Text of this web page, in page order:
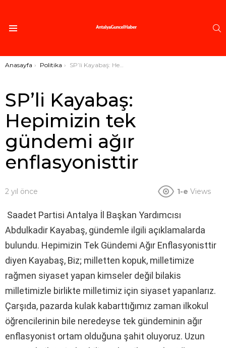
Buradasınız:
Anasayfa Politika SP’li Kayabaş: Hepimizin tek gündemi ağır enflasyonisttir
SP’li Kayabaş:
Hepimizin tek
gündemi ağır
enflasyonisttir
2 yıl önce 1-e Views
Saadet Partisi Antalya İl Başkan Yardımcısı
Abdulkadir Kayabaş, gündemle ilgili açıklamalarda
bulundu. Hepimizin Tek Gündemi Ağır Enflasyonisttir
diyen Kayabaş, Biz; milletten kopuk, milletimize
rağmen siyaset yapan kimseler değil bilakis
milletimizle birlikte milletimiz için siyaset yapanlarız.
Çarşıda, pazarda kulak kabarttığımız zaman ilkokul
öğrencilerinin bile neredeyse tek gündeminin ağır
enflasyonist ortam olduğuna şahit oluyoruz. Uzun